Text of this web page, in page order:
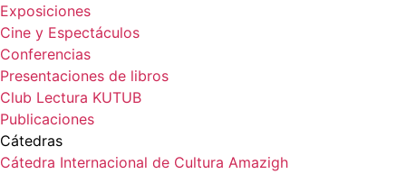
Exposiciones
Cine y Espectáculos
Conferencias
Presentaciones de libros
Club Lectura KUTUB
Publicaciones
Cátedras
Cátedra Internacional de Cultura Amazigh